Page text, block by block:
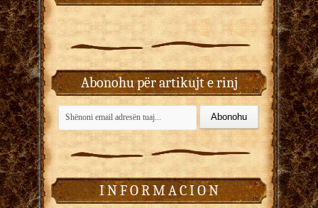
Abonohu për artikujt e rinj
I N F O R M A C I O N